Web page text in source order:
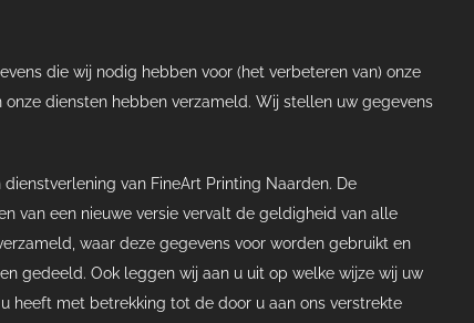
die wij nodig hebben voor (het verbeteren van) onze
diensten hebben verzameld. Wij stellen uw gegevens
van FineArt Printing Naarden. De
van een nieuwe versie vervalt de geldigheid van alle
waar deze gegevens voor worden gebruikt en
gedeeld. Ook leggen wij aan u uit op welke wijze wij uw
heeft met betrekking tot de door u aan ons verstrekte